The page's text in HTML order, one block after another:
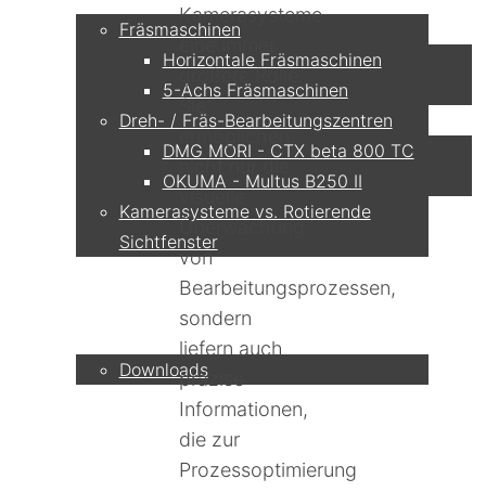
Fräsmaschinen
Horizontale Fräsmaschinen
5-Achs Fräsmaschinen
Dreh- / Fräs-Bearbeitungszentren
DMG MORI - CTX beta 800 TC
OKUMA - Multus B250 II
Kamerasysteme vs. Rotierende
Sichtfenster
Downloads
Kamerasysteme
eine immer
größere Rolle.
Sie
ermöglichen
nicht nur die
visuelle
Überwachung
von
Bearbeitungsprozessen,
sondern
liefern auch
präzise
Informationen,
die zur
Prozessoptimierung